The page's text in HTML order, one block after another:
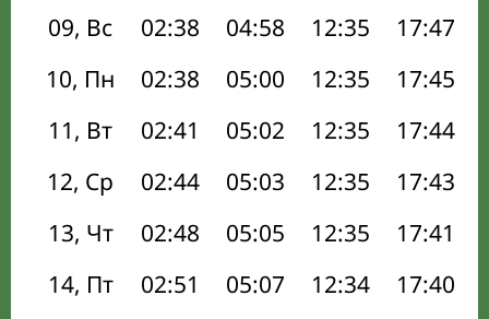
09, Вс
02:38 04:58 12:35 17:47
10, Пн
02:38 05:00 12:35 17:45
11, Вт
02:41 05:02 12:35 17:44
12, Ср
02:44 05:03 12:35 17:43
13, Чт
02:48 05:05 12:35 17:41
14, Пт
02:51 05:07 12:34 17:40